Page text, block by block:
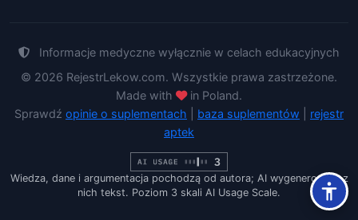
Informacje medyczne wyłącznie w celach edukacyjnych
© 2026 RejestrLekow.com. Wszystkie prawa zastrzeżone.
Made with
in Poland.
Sprawdź opinie o suplementach baza suplementów
rejestr
aptek
Wiedza, dane i argumentacja pochodzą od autora; AI wygenerowało z
nich tekst. Poziom 3 skali AI Usage Scale.